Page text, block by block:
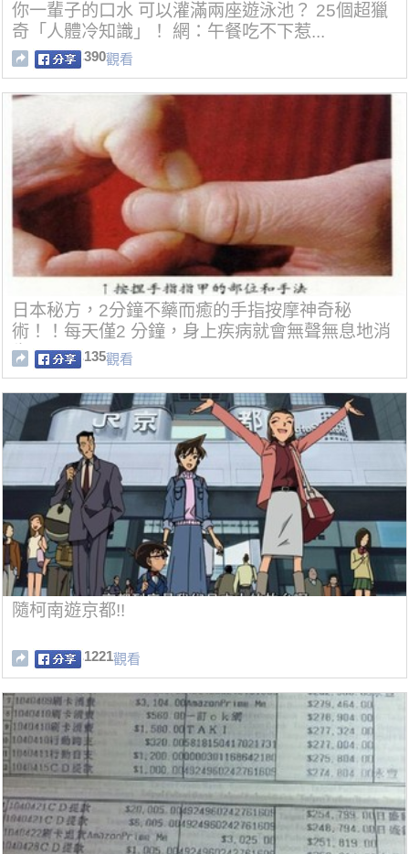
你一輩子的口水 可以灌滿兩座遊泳池？ 25個超獵
奇「人體冷知識」！ 網：午餐吃不下惹...
390觀看
日本秘方，2分鐘不藥而癒的手指按摩神奇秘
術！！每天僅2 分鐘，身上疾病就會無聲無息地消
失
135觀看
隨柯南遊京都!!
1221觀看